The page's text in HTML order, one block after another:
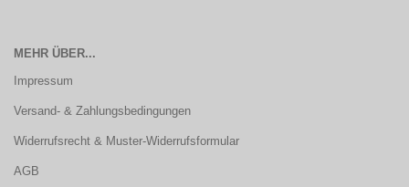
MEHR ÜBER...
Impressum
Versand- & Zahlungsbedingungen
Widerrufsrecht & Muster-Widerrufsformular
AGB